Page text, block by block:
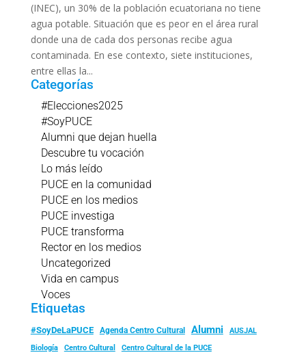
(INEC), un 30% de la población ecuatoriana no tiene
agua potable. Situación que es peor en el área rural
donde una de cada dos personas recibe agua
contaminada. En ese contexto, siete instituciones,
entre ellas la...
Categorías
#Elecciones2025
#SoyPUCE
Alumni que dejan huella
Descubre tu vocación
Lo más leído
PUCE en la comunidad
PUCE en los medios
PUCE investiga
PUCE transforma
Rector en los medios
Uncategorized
Vida en campus
Voces
Etiquetas
#SoyDeLaPUCE Agenda Centro Cultural Alumni
AUSJAL
Biología
Centro Cultural Centro Cultural de la PUCE